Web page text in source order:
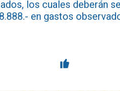
los cuales deberán
en gastos